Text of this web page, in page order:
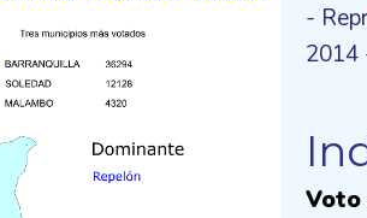
-
2014
Voto